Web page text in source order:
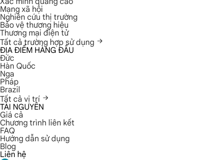
Mạng xã hội
Nghiên cứu thị trường
Bảo vệ thương hiệu
Thương mại điện tử
Tất cả trường hợp sử dụng
ĐỊA ĐIỂM HÀNG ĐẦU
Đức
Hàn Quốc
Nga
Pháp
Brazil
Tất cả vị trí
TÀI NGUYÊN
Giá cả
Chương trình liên kết
FAQ
Hướng dẫn sử dụng
Blog
Liên hệ